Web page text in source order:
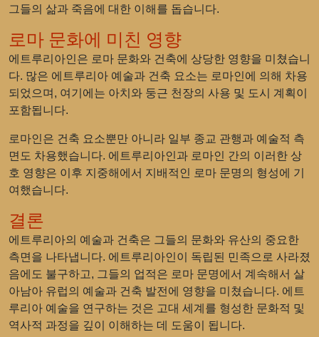
그들의 삶과 죽음에 대한 이해를 돕습니다.
로마 문화에 미친 영향
에트루리아인은 로마 문화와 건축에 상당한 영향을 미쳤습니
다. 많은 에트루리아 예술과 건축 요소는 로마인에 의해 차용
되었으며, 여기에는 아치와 둥근 천장의 사용 및 도시 계획이
포함됩니다.
로마인은 건축 요소뿐만 아니라 일부 종교 관행과 예술적 측
면도 차용했습니다. 에트루리아인과 로마인 간의 이러한 상
호 영향은 이후 지중해에서 지배적인 로마 문명의 형성에 기
여했습니다.
결론
에트루리아의 예술과 건축은 그들의 문화와 유산의 중요한
측면을 나타냅니다. 에트루리아인이 독립된 민족으로 사라졌
음에도 불구하고, 그들의 업적은 로마 문명에서 계속해서 살
아남아 유럽의 예술과 건축 발전에 영향을 미쳤습니다. 에트
루리아 예술을 연구하는 것은 고대 세계를 형성한 문화적 및
역사적 과정을 깊이 이해하는 데 도움이 됩니다.